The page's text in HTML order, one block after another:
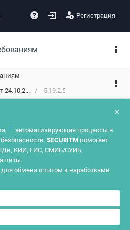
Регистрация
24.10.2...
5.19.2.5
×
?
автоматизирующая процессы в
SECURITM помогает
КИИ, ГИС, СМИБ/СУИБ,
для обмена опытом и наработками